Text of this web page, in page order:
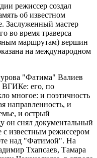
режиссер создал
об известном
Заслуженный мастер
во время траверса
маршрутам) вершин
на международном
"Фатима" Валиев
ВГИКе: его, по
многое: и поэтичность
направленность, и
и острый
он снял документальный
с известным режиссером
над "Фатимой". На
Тхапсаев, Тамара